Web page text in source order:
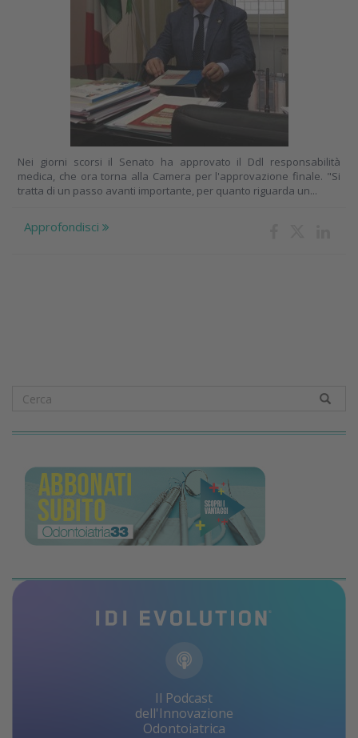
Nei giorni scorsi il Senato ha approvato il Ddl responsabilità
medica, che ora torna alla Camera per l'approvazione finale. "Si
tratta di un passo avanti importante, per quanto riguarda un...
Approfondisci
Il Podcast
dell'Innovazione
Odontoiatrica